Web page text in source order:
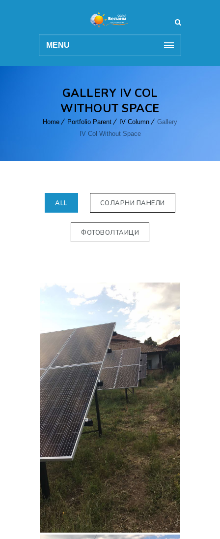
MENU
GALLERY IV COL
WITHOUT SPACE
Home Portfolio Parent IV Column
Gallery
IV Col Without Space
ALL СОЛАРНИ ПАНЕЛИ
ФОТОВОЛТАИЦИ